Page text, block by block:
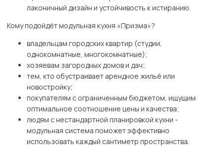
лаконичный дизайн и устойчивость к истиранию.
Кому подойдёт модульная кухня «Призма»?
владельцам городских квартир (студии,
однокомнатные, многокомнатные);
хозяевам загородных домов и дач;
тем, кто обустраивает арендное жильё или
новостройку;
покупателям с ограниченным бюджетом, ищущим
оптимальное соотношение цены и качества;
людям с нестандартной планировкой кухни -
модульная система поможет эффективно
использовать каждый сантиметр пространства.